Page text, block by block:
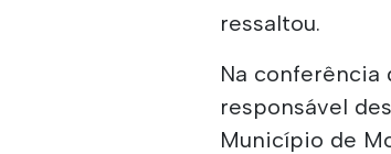
ressaltou.
Na conferência
responsável
Município de